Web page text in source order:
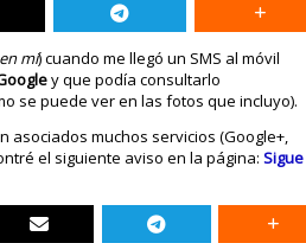
mí) cuando me llegó un SMS al móvil
y que podía consultarlo
se puede ver en las fotos que incluyo).
asociados muchos servicios (Google+,
el siguiente aviso en la página:Sigue